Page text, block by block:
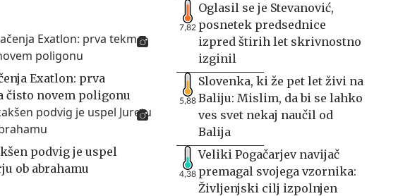
Exatlon: prva
čisto novem poligonu
podvig je uspel
ob abrahamu
7,82
Oglasil se je Stevanović,
posnetek predsednice
izpred štirih let skrivnostno
izginil
5,88
Slovenka, ki že pet let živi na
Baliju: Mislim, da bi se lahko
ves svet nekaj naučil od
Balija
4,38
Veliki Pogačarjev navijač
premagal svojega vzornika:
Življenjski cilj izpolnjen